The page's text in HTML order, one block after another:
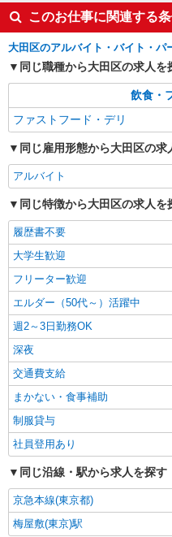
32万円(試用期間3ヶ月) 残業
代を1分単位
前職給与に
羽田グ
2丁目7番1号）
このお仕事に関連する
大田区のアルバイト・バイト・パ
同じ職種から大田区の求人を
飲食・
ファストフード・デリ
同じ雇用形態から大田区の求
アルバイト
同じ特徴から大田区の求人を
履歴書不要
大学生歓迎
フリーター歓迎
エルダー（50代～）活躍中
週2～3日勤務OK
深夜
交通費支給
まかない・食事補助
制服貸与
社員登用あり
同じ沿線・駅から求人を探す
京急本線(東京都)
梅屋敷(東京)駅